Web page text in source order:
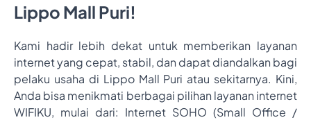
Lippo Mall Puri!
Kami hadir lebih dekat untuk memberikan layanan
internet yang cepat, stabil, dan dapat diandalkan bagi
pelaku usaha di Lippo Mall Puri atau sekitarnya. Kini,
Anda bisa menikmati berbagai pilihan layanan internet
WIFIKU, mulai dari: Internet SOHO (Small Office /